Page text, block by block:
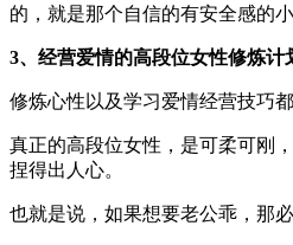
的，就是那个自信的有安全感的小
3、经营爱情的高段位女性修炼计
修炼心性以及学习爱情经营技巧
真正的高段位女性，是可柔可刚
捏得出人心。
也就是说，如果想要老公乖，那